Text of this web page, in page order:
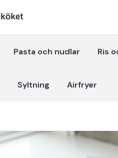
Pasta och nudlar Ris
Syltning Airfryer